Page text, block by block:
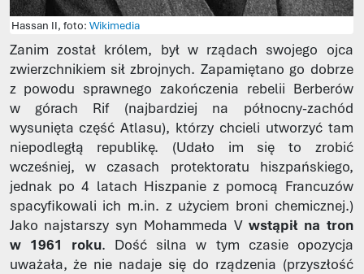
Hassan II, foto: Wikimedia
Zanim został królem, był w rządach swojego ojca
zwierzchnikiem sił zbrojnych. Zapamiętano go dobrze
z powodu sprawnego zakończenia rebelii Berberów
w górach Rif (najbardziej na północny-zachód
wysunięta część Atlasu), którzy chcieli utworzyć tam
niepodległą republikę. (Udało im się to zrobić
wcześniej, w czasach protektoratu hiszpańskiego,
jednak po 4 latach Hiszpanie z pomocą Francuzów
spacyfikowali ich m.in. z użyciem broni chemicznej.)
Jako najstarszy syn Mohammeda Vwstąpił na tron
w 1961 roku. Dość silna w tym czasie opozycja
uważała, że nie nadaje się do rządzenia (przyszłość